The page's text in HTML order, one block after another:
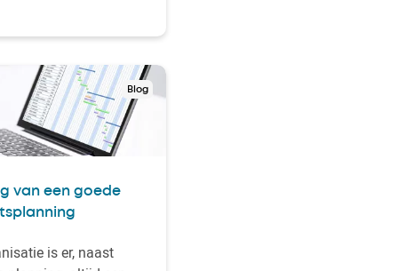
en flexibele
een eenvoudig
rooster gewenst.
ma…
Blog
van een goede
is er, naast